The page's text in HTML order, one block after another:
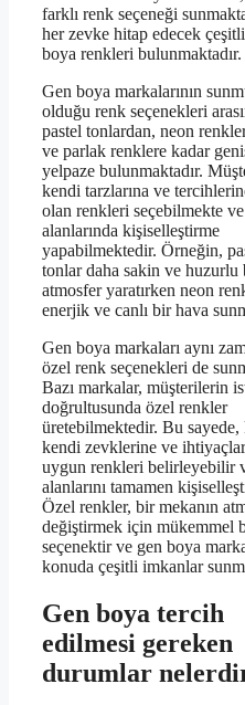
farklı renk seçeneği
her zevke hitap edecek
boya renkleri bulunmaktadır.
Gen boya markalarının
olduğu renk seçenekleri
pastel tonlardan, neon
ve parlak renklere kadar
yelpaze bulunmaktadır.
kendi tarzlarına ve
olan renkleri seçebilmekte
alanlarında kişiselleştirme
yapabilmektedir. Örneğin,
tonlar daha sakin ve huzurlu
atmosfer yaratırken neon
enerjik ve canlı bir hava
Gen boya markaları aynı
özel renk seçenekleri de
Bazı markalar, müşterilerin
doğrultusunda özel renkler
üretebilmektedir. Bu
kendi zevklerine ve
uygun renkleri belirleyebilir
alanlarını tamamen
Özel renkler, bir mekanın
değiştirmek için mükemmel
seçenektir ve gen boya
konuda çeşitli imkanlar
Gen boya tercih
edilmesi gereken
durumlar